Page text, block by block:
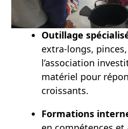
Outillage
extra-longs,
l’association
matériel pour
croissants.
Formations